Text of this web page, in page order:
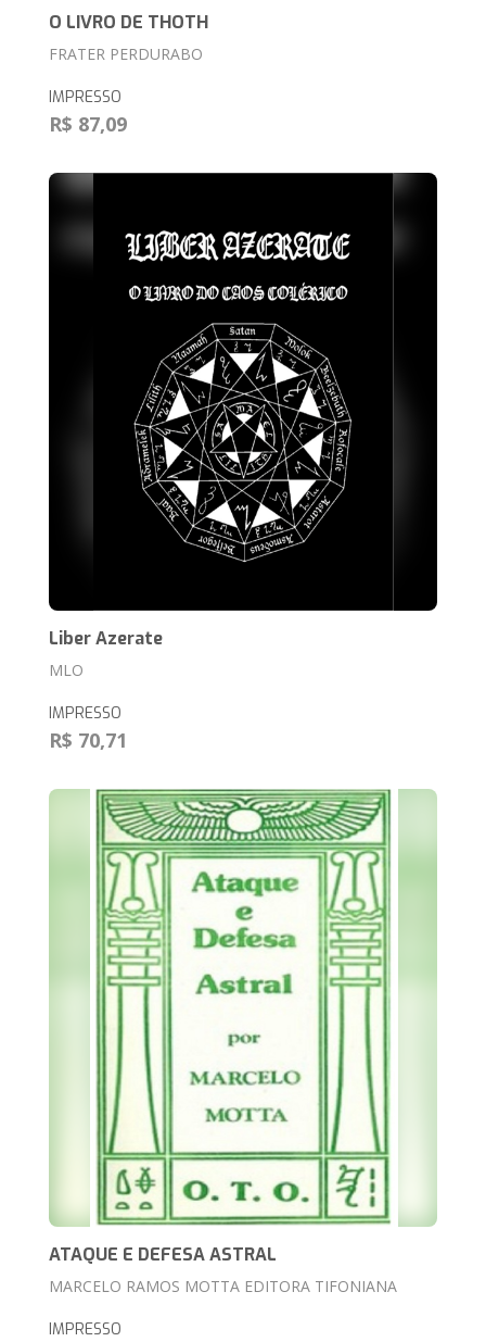
O LIVRO DE THOTH
FRATER PERDURABO
IMPRESSO
R$ 87,09
Liber Azerate
MLO
IMPRESSO
R$ 70,71
ATAQUE E DEFESA ASTRAL
MARCELO RAMOS MOTTA EDITORA TIFONIANA
IMPRESSO